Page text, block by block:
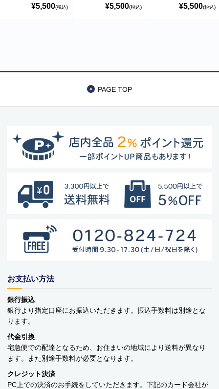
マキャンドル ヤン
¥5,500(税込)
マキャンドル ヤン
¥5,500(税込)
ン」アロマキャン
¥5,500(税込)
の偽のEメールが届くというお問い合わせが多数寄せられていま
■**夏期休業日のお知らせ**2024年8月14日(水)および8月15日(木)は
ら8月16日(金)14:00の間のご注文分の発送は、8月16日(金)となりま
ンフリー成犬～シニア犬用（ゴールド）が新入荷しました。
Amaricoドッグフード
ステイロイヤル グレインフリー ドッグフード が新たに追加入荷い
輸送遅延のため入荷が遅れておりました。まことに申し訳ございま
せんでした。
PAGE TOP
お支払い方法
銀行振込
銀行より指定口座にお振込いただきます。振込手数料は別途とな
ります。
代金引換
宅急便での配達となるため、お住まいの地域により送料が異なり
ます。また別途手数料が必要となります。
クレジット決済
PC上での決済のお手続をしていただきます。下記のカード会社が